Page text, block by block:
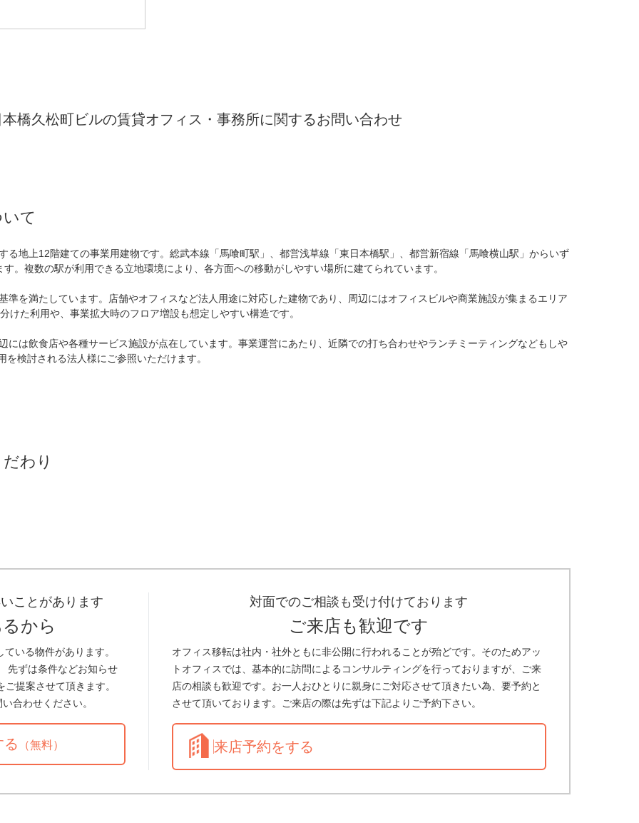
橋久松町ビルの賃貸オフィス・事務所に関するお問い合わせ
て
る地上12階建ての事業用建物です。総武本線「馬喰町駅」、都営浅草線「東日本橋駅」、都営新宿線「馬喰横山駅」からいず
。複数の駅が利用できる立地環境により、各方面への移動がしやすい場所に建てられています。
準を満たしています。店舗やオフィスなど法人用途に対応した建物であり、周辺にはオフィスビルや商業施設が集まるエリア
た利用や、事業拡大時のフロア増設も想定しやすい構造です。
には飲食店や各種サービス施設が点在しています。事業運営にあたり、近隣での打ち合わせやランチミーティングなどもしや
検討される法人様にご参照いただけます。
わり
ことがあります
から
いる物件があります。
先ずは条件などお知らせ
提案させて頂きます。
合わせください。
る （無料）
対面でのご相談も受け付けております
ご来店も歓迎です
オフィス移転は社内・社外ともに非公開に行われることが殆どです。そのためアッ
トオフィスでは、基本的に訪問によるコンサルティングを行っておりますが、ご来
店の相談も歓迎です。お一人おひとりに親身にご対応させて頂きたい為、要予約と
させて頂いております。ご来店の際は先ずは下記よりご予約下さい。
来店予約をする